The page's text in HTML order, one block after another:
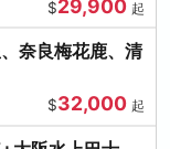
$29,900 起
奈良梅花鹿、清
$32,000 起